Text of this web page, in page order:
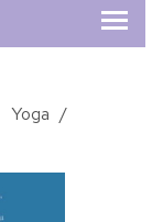
Yoga /